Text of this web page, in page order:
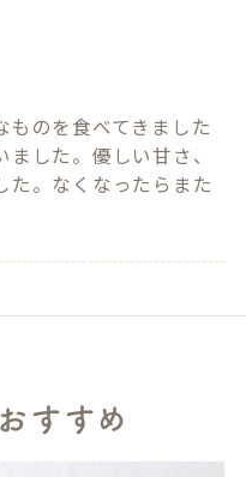
ものを食べてきました
した。優しい甘さ、
た。なくなったらまた
すすめ